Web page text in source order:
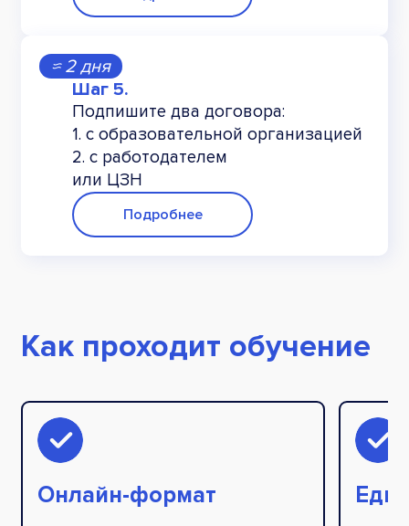
≈ 2 дня
Подпишите два договора:
1. с образовательной организацией
2. с работодателем
или ЦЗН
Подробнее
Как проходит обучение
Онлайн-формат